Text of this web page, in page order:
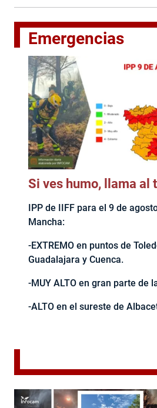
Emergencias
Si ves humo, llama al
IPP de IIFF para el 9 de
Mancha:
-EXTREMO en puntos de
Guadalajara y Cuenca.
-MUY ALTO en gran parte de
-ALTO en el sureste de